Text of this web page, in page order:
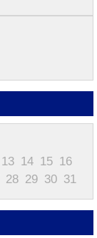
13 14 15 16
28 29 30 31